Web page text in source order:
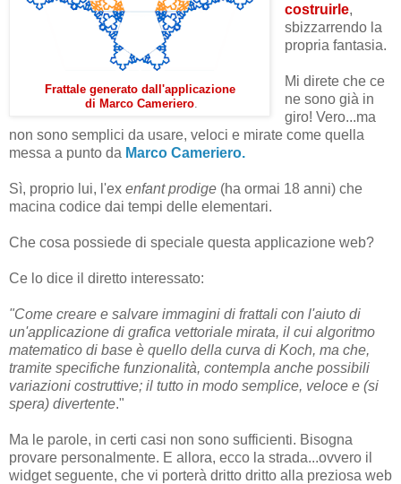
Frattale generato dall'applicazione
di Marco Cameriero
costruirle,
sbizzarrendo la
propria fantasia.
Mi direte che ce
ne sono già in
giro! Vero...ma
non sono semplici da usare, veloci e mirate come quella
messa a punto da Marco Cameriero.
Sì, proprio lui, l'ex enfant prodige (ha ormai 18 anni) che
macina codice dai tempi delle elementari.
Che cosa possiede di speciale questa applicazione web?
Ce lo dice il diretto interessato:
"Come creare e salvare immagini di frattali con l'aiuto di
un'applicazione di grafica vettoriale mirata, il cui algoritmo
matematico di base è quello della curva di Koch, ma che,
tramite specifiche funzionalità, contempla anche possibili
variazioni costruttive; il tutto in modo semplice, veloce e (si
spera) divertente."
Ma le parole, in certi casi non sono sufficienti. Bisogna
provare personalmente. E allora, ecco la strada...ovvero il
widget seguente, che vi porterà dritto dritto alla preziosa web